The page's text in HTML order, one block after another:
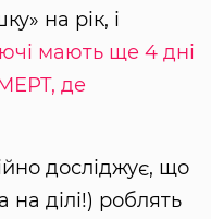
на рік, і
мають ще 4 дні
де
досліджує, що
на ділі!) роблять